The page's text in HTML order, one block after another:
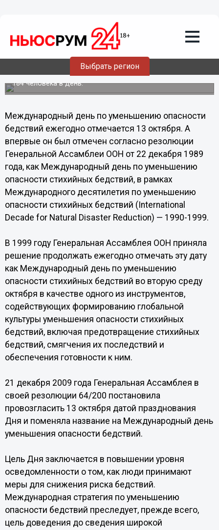
Выбрать регион
Международный день по уменьшению
опасности бедствий отмечается 13
октября
В среднем в результате стихийных бедствий погибает
184 человека в день.
Международный день по уменьшению опасности
бедствий ежегодно отмечается 13 октября. А
впервые он был отмечен согласно резолюции
Генеральной Ассамблеи ООН от 22 декабря 1989
года, как Международный день по уменьшению
опасности стихийных бедствий, в рамках
Международного десятилетия по уменьшению
опасности стихийных бедствий (International
Decade for Natural Disaster Reduction) — 1990-1999.
В 1999 году Генеральная Ассамблея ООН приняла
решение продолжать ежегодно отмечать эту дату
как Международный день по уменьшению
опасности стихийных бедствий во вторую среду
октября в качестве одного из инструментов,
содействующих формированию глобальной
культуры уменьшения опасности стихийных
бедствий, включая предотвращение стихийных
бедствий, смягчения их последствий и
обеспечения готовности к ним.
21 декабря 2009 года Генеральная Ассамблея в
своей резолюции 64/200 постановила
провозгласить 13 октября датой празднования
Дня и поменяла название на Международный день
уменьшения опасности бедствий.
Цель Дня заключается в повышении уровня
осведомленности о том, как люди принимают
меры для снижения риска бедствий.
Международная стратегия по уменьшению
опасности бедствий преследует, прежде всего,
цель доведения до сведения широкой